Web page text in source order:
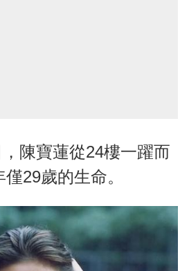
陳寶蓮從24樓一躍而
29歲的生命。